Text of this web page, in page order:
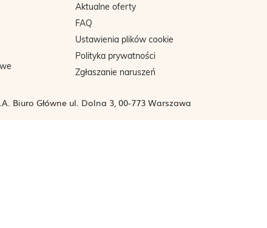
Aktualne oferty
FAQ
Ustawienia plików cookie
Polityka prywatności
Zgłaszanie naruszeń
Biuro Główne ul. Dolna 3, 00-773 Warszawa